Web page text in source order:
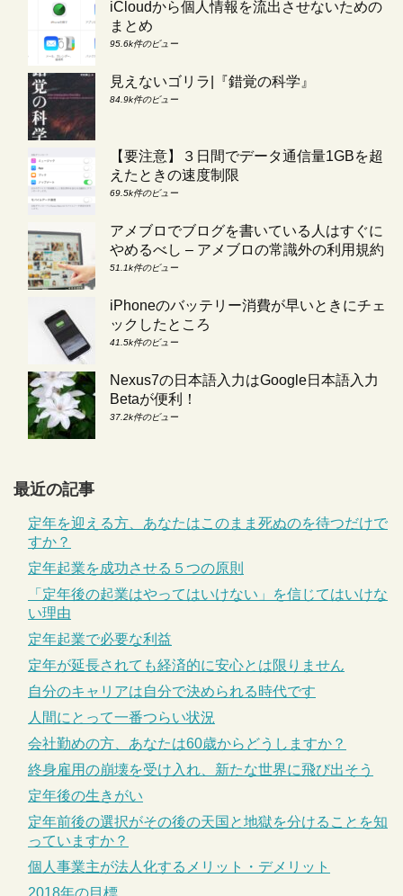
iCloudから個人情報を流出させないための
まとめ
95.6k件のビュー
見えないゴリラ|『錯覚の科学』
84.9k件のビュー
【要注意】３日間でデータ通信量1GBを超
えたときの速度制限
69.5k件のビュー
アメブロでブログを書いている人はすぐに
やめるべし – アメブロの常識外の利用規約
51.1k件のビュー
iPhoneのバッテリー消費が早いときにチェ
ックしたところ
41.5k件のビュー
Nexus7の日本語入力はGoogle日本語入力
Betaが便利！
37.2k件のビュー
最近の記事
定年を迎える方、あなたはこのまま死ぬのを待つだけで
すか？
定年起業を成功させる５つの原則
「定年後の起業はやってはいけない」を信じてはいけな
い理由
定年起業で必要な利益
定年が延長されても経済的に安心とは限りません
自分のキャリアは自分で決められる時代です
人間にとって一番つらい状況
会社勤めの方、あなたは60歳からどうしますか？
終身雇用の崩壊を受け入れ、新たな世界に飛び出そう
定年後の生きがい
定年前後の選択がその後の天国と地獄を分けることを知
っていますか？
個人事業主が法人化するメリット・デメリット
2018年の目標